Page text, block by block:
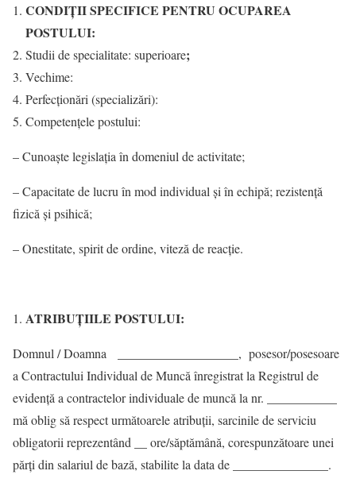
CONDIŢII SPECIFICE PENTRU OCUPAREA
POSTULUI:
Studii de specialitate: superioare;
Vechime:
Perfecţionări (specializări):
Competențele postului:
– Cunoaşte legislaţia în domeniul de activitate;
– Capacitate de lucru în mod individual şi în echipă; rezistență
fizică şi psihică;
– Onestitate, spirit de ordine, viteză de reacție.
ATRIBUŢIILE POSTULUI:
Domnul / Doamna ___________________, posesor/posesoare
a Contractului Individual de Muncă înregistrat la Registrul de
evidenţă a contractelor individuale de muncă la nr. ___________
mă oblig să respect următoarele atribuții, sarcinile de serviciu
obligatorii reprezentând __ ore/săptămână, corespunzătoare unei
părţi din salariul de bază, stabilite la data de _______________.